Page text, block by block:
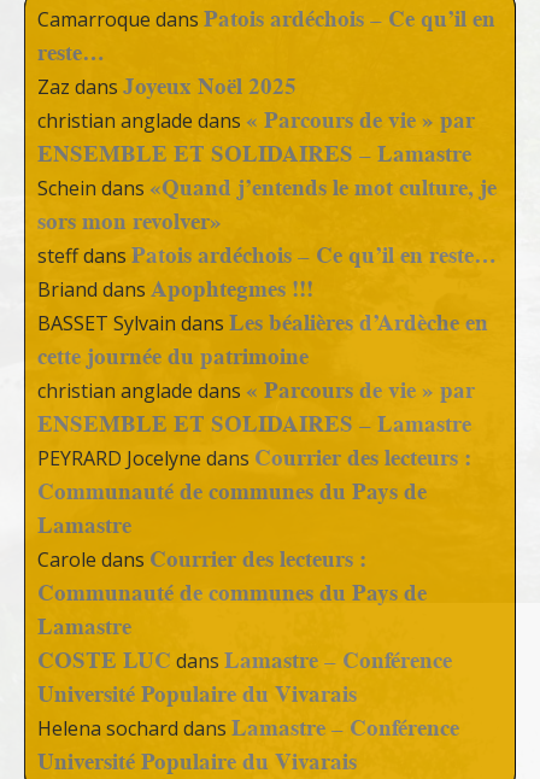
Camarroque dans Patois ardéchois – Ce qu’il en
reste…
Zaz dans Joyeux Noël 2025
christian anglade dans « Parcours de vie » par
ENSEMBLE ET SOLIDAIRES – Lamastre
Schein dans «Quand j’entends le mot culture, je
sors mon revolver»
steffdans Patois ardéchois – Ce qu’il en reste…
Briand dans Apophtegmes !!!
BASSET Sylvain dans Les béalières d’Ardèche en
cette journée du patrimoine
christian anglade dans « Parcours de vie » par
ENSEMBLE ET SOLIDAIRES – Lamastre
PEYRARD Jocelyne dans Courrier des lecteurs :
Communauté de communes du Pays de
Lamastre
Carole dans Courrier des lecteurs :
Communauté de communes du Pays de
Lamastre
COSTE LUC dans Lamastre – Conférence
Université Populaire du Vivarais
Helena sochard dans Lamastre – Conférence
Université Populaire du Vivarais